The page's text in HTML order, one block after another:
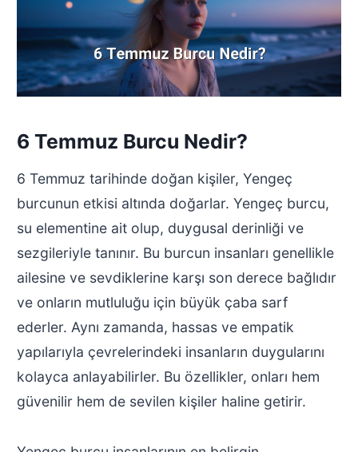
6 Temmuz Burcu Nedir?
6 Temmuz tarihinde doğan kişiler, Yengeç
burcunun etkisi altında doğarlar. Yengeç burcu,
su elementine ait olup, duygusal derinliği ve
sezgileriyle tanınır. Bu burcun insanları genellikle
ailesine ve sevdiklerine karşı son derece bağlıdır
ve onların mutluluğu için büyük çaba sarf
ederler. Aynı zamanda, hassas ve empatik
yapılarıyla çevrelerindeki insanların duygularını
kolayca anlayabilirler. Bu özellikler, onları hem
güvenilir hem de sevilen kişiler haline getirir.
kullanıyoruz. Hangi çerezleri kullandığımız hakkında daha fazla
şey öğrenebilir veya ayarlardan kapatabilirsiniz.